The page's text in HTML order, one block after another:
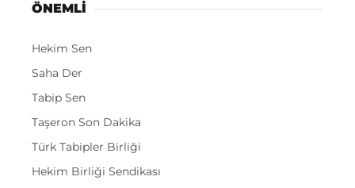
ÖNEMLI
Hekim Sen
Saha Der
Tabip Sen
Taşeron Son Dakika
Türk Tabipler Birliği
Hekim Birliği Sendikası